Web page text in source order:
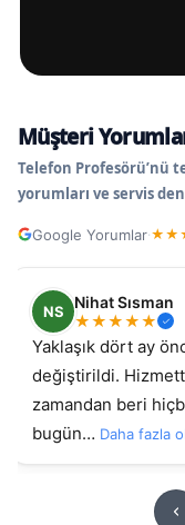
Müşteri
Telefon Profesörü’nü
yorumları ve servis
Google Yorumlar·★ ★
NS
Nihat Sısman
★★★★★
Yaklaşık dört ay
değiştirildi.
zamandan beri
bugün… Daha fazla